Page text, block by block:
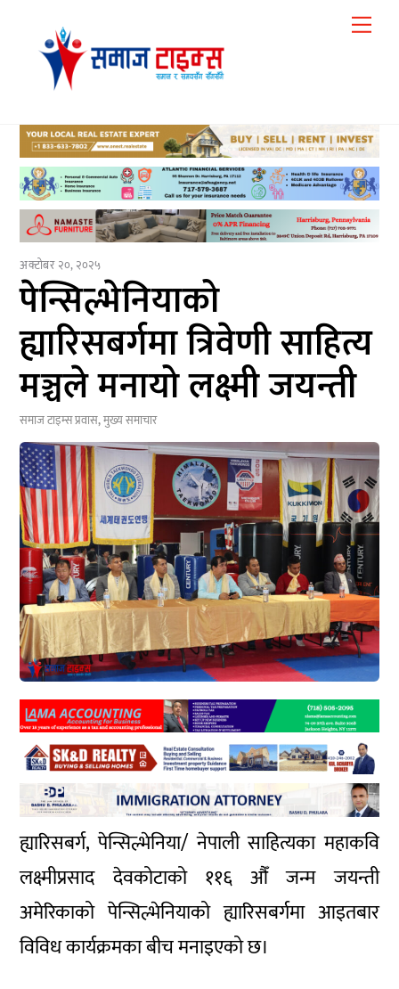
content
अक्टोबर २०, २०२५
पेन्सिल्भेनियाको
ह्यारिसबर्गमा त्रिवेणी साहित्य
मञ्चले मनायो लक्ष्मी जयन्ती
समाज टाइम्सप्रवास,मुख्य समाचार
ह्यारिसबर्ग, पेन्सिल्भेनिया/ नेपाली साहित्यका महाकवि
लक्ष्मीप्रसाद देवकोटाको ११६ औँ जन्म जयन्ती
अमेरिकाको पेन्सिल्भेनियाको ह्यारिसबर्गमा आइतबार
विविध कार्यक्रमका बीच मनाइएको छ।